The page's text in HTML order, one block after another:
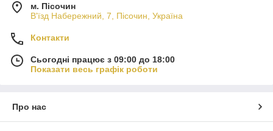
м. Пісочин
В'їзд Набережний, 7, Пісочин, Україна
Контакти
Сьогодні працює з 09:00 до 18:00
Показати весь графік роботи
Про нас